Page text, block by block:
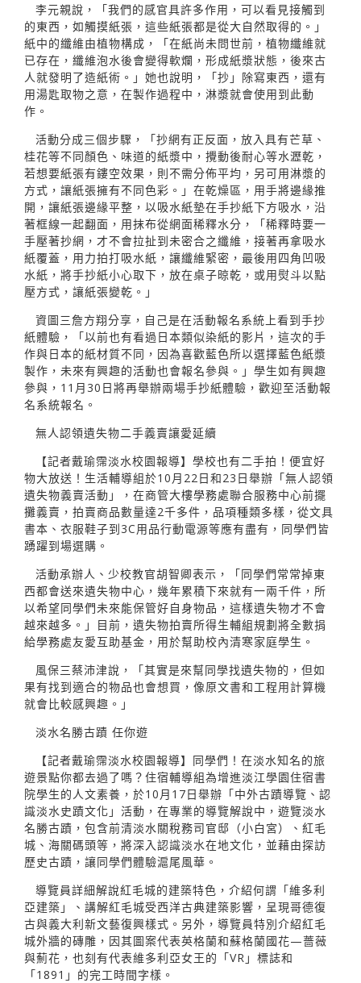
李元親說，「我們的感官具許多作用，可以看見接觸到
的東西，如觸摸紙張，這些紙張都是從大自然取得的。」
紙中的纖維由植物構成，「在紙尚未問世前，植物纖維就
已存在，纖維泡水後會變得軟爛，形成紙漿狀態，後來古
人就發明了造紙術。」她也說明，「抄」除寫東西，還有
用湯匙取物之意，在製作過程中，淋漿就會使用到此動
作。
活動分成三個步驟，「抄網有正反面，放入具有芒草、
桂花等不同顏色、味道的紙漿中，攪動後耐心等水瀝乾，
若想要紙張有鏤空效果，則不需分佈平均，另可用淋漿的
方式，讓紙張擁有不同色彩。」在乾燥區，用手將邊緣推
開，讓紙張邊緣平整，以吸水紙墊在手抄紙下方吸水，沿
著框線一起翻面，用抹布從網面稀釋水分，「稀釋時要一
手壓著抄網，才不會拉扯到未密合之纖維，接著再拿吸水
紙覆蓋，用力拍打吸水紙，讓纖維緊密，最後用四角凹吸
水紙，將手抄紙小心取下，放在桌子晾乾，或用熨斗以點
壓方式，讓紙張變乾。」
資圖三詹方翔分享，自己是在活動報名系統上看到手抄
紙體驗，「以前也有看過日本類似染紙的影片，這次的手
作與日本的紙材質不同，因為喜歡藍色所以選擇藍色紙漿
製作，未來有興趣的活動也會報名參與。」學生如有興趣
參與，11月30日將再舉辦兩場手抄紙體驗，歡迎至活動報
名系統報名。
無人認領遺失物二手義賣讓愛延續
【記者戴瑜霈淡水校園報導】學校也有二手拍！便宜好
物大放送！生活輔導組於10月22日和23日舉辦「無人認領
遺失物義賣活動」，在商管大樓學務處聯合服務中心前擺
攤義賣，拍賣商品數量達2千多件，品項種類多樣，從文具
書本、衣服鞋子到3C用品行動電源等應有盡有，同學們皆
踴躍到場選購。
活動承辦人、少校教官胡智卿表示，「同學們常常掉東
西都會送來遺失物中心，幾年累積下來就有一兩千件，所
以希望同學們未來能保管好自身物品，這樣遺失物才不會
越來越多。」目前，遺失物拍賣所得生輔組規劃將全數捐
給學務處友愛互助基金，用於幫助校內清寒家庭學生。
風保三蔡沛津說，「其實是來幫同學找遺失物的，但如
果有找到適合的物品也會想買，像原文書和工程用計算機
就會比較感興趣。」
淡水名勝古蹟 任你遊
【記者戴瑜霈淡水校園報導】同學們！在淡水知名的旅
遊景點你都去過了嗎？住宿輔導組為增進淡江學園住宿書
院學生的人文素養，於10月17日舉辦「中外古蹟導覽、認
識淡水史蹟文化」活動，在專業的導覽解說中，遊覽淡水
名勝古蹟，包含前清淡水關稅務司官邸（小白宮）、紅毛
城、海關碼頭等，將深入認識淡水在地文化，並藉由探訪
歷史古蹟，讓同學們體驗滬尾風華。
導覽員詳細解說紅毛城的建築特色，介紹何謂「維多利
亞建築」、講解紅毛城受西洋古典建築影響，呈現哥德復
古與義大利新文藝復興樣式。另外，導覽員特別介紹紅毛
城外牆的磚雕，因其圖案代表英格蘭和蘇格蘭國花—薔薇
與薊花，也刻有代表維多利亞女王的「VR」標誌和
「1891」的完工時間字樣。